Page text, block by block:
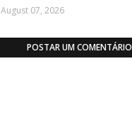
August 07, 2026
POSTAR UM COMENTÁRIO